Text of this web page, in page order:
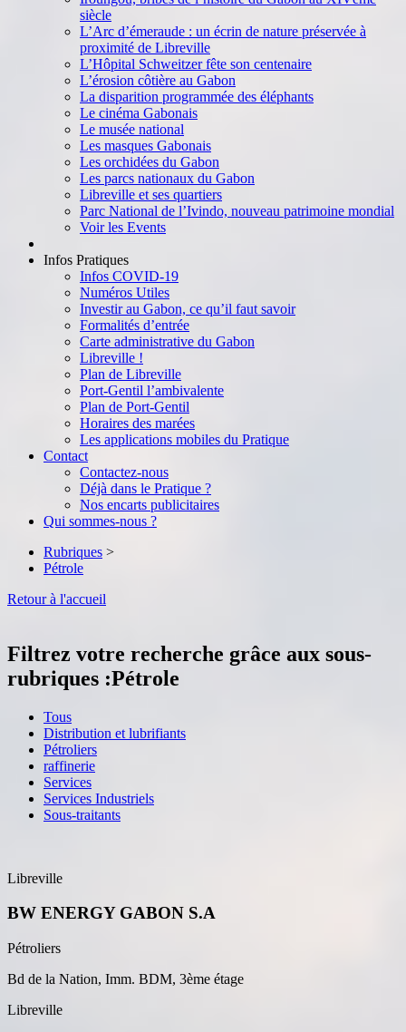
siècle
L’Arc d’émeraude : un écrin de nature préservée à
proximité de Libreville
L’Hôpital Schweitzer fête son centenaire
L’érosion côtière au Gabon
La disparition programmée des éléphants
Le cinéma Gabonais
Le musée national
Les masques Gabonais
Les orchidées du Gabon
Les parcs nationaux du Gabon
Libreville et ses quartiers
Parc National de l’Ivindo, nouveau patrimoine mondial
Voir les Events
Infos Pratiques
Infos COVID-19
Numéros Utiles
Investir au Gabon, ce qu’il faut savoir
Formalités d’entrée
Carte administrative du Gabon
Libreville !
Plan de Libreville
Port-Gentil l’ambivalente
Plan de Port-Gentil
Horaires des marées
Les applications mobiles du Pratique
Contact
Contactez-nous
Déjà dans le Pratique ?
Nos encarts publicitaires
Qui sommes-nous ?
Rubriques >
Pétrole
Retour à l'accueil
Filtrez votre recherche grâce aux sous-
rubriques :Pétrole
Tous
Distribution et lubrifiants
Pétroliers
raffinerie
Services
Services Industriels
Sous-traitants
Libreville
BW ENERGY GABON S.A
Pétroliers
Bd de la Nation, Imm. BDM, 3ème étage
Libreville